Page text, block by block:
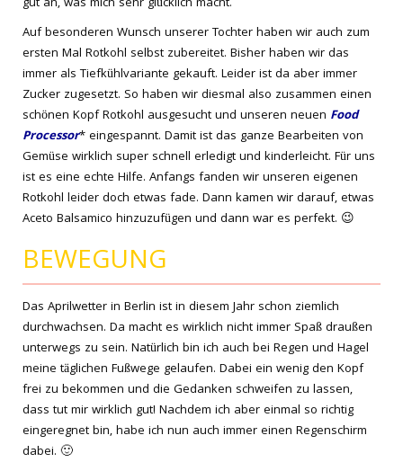
Auf besonderen Wunsch unserer Tochter haben wir auch zum
ersten Mal Rotkohl selbst zubereitet. Bisher haben wir das
immer als Tiefkühlvariante gekauft. Leider ist da aber immer
Zucker zugesetzt. So haben wir diesmal also zusammen einen
schönen Kopf Rotkohl ausgesucht und unseren neuen Food
Processor* eingespannt. Damit ist das ganze Bearbeiten von
Gemüse wirklich super schnell erledigt und kinderleicht. Für uns
ist es eine echte Hilfe. Anfangs fanden wir unseren eigenen
Rotkohl leider doch etwas fade. Dann kamen wir darauf, etwas
Aceto Balsamico hinzuzufügen und dann war es perfekt. 😉
BEWEGUNG
Das Aprilwetter in Berlin ist in diesem Jahr schon ziemlich
durchwachsen. Da macht es wirklich nicht immer Spaß draußen
unterwegs zu sein. Natürlich bin ich auch bei Regen und Hagel
meine täglichen Fußwege gelaufen. Dabei ein wenig den Kopf
frei zu bekommen und die Gedanken schweifen zu lassen,
dass tut mir wirklich gut! Nachdem ich aber einmal so richtig
eingeregnet bin, habe ich nun auch immer einen Regenschirm
dabei. 🙂